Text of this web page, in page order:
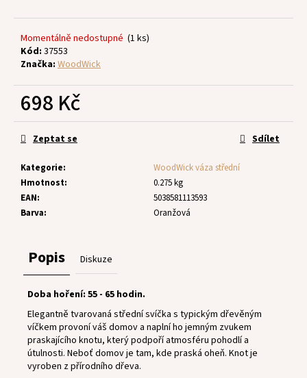
Momentálně nedostupné (1 ks)
Kód: 37553
Značka: WoodWick
698 Kč
Měrná
cena:
Kategorie:
WoodWick váza střední
Hmotnost:
0.275 kg
EAN:
5038581113593
Barva: Oranžová
Zeptat se Sdílet
Popis Diskuze
Doba hoření: 55 - 65 hodin.
Elegantně tvarovaná střední svíčka s typickým dřevěným
víčkem provoní váš domov a naplní ho jemným zvukem
praskajícího knotu, který podpoří atmosféru pohodlí a
útulnosti. Neboť domov je tam, kde praská oheň. Knot je
vyroben z přírodního dřeva.
u
m